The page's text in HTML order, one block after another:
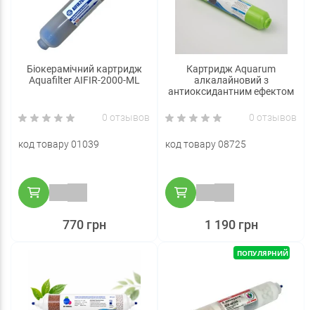
Біокерамічний картридж
Aquafilter AIFIR-2000-ML
0 отзывов
код товару 01039
770 грн
Картридж Aquarum
алкалайновий з
антиоксидантним ефектом
0 отзывов
код товару 08725
1 190 грн
ПОПУЛЯРНИЙ